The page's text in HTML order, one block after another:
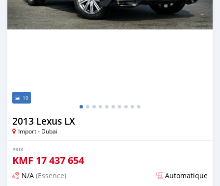
10
2013 Lexus LX
Import - Dubai
PRIX
KMF 17 437 654
N/A (Essence) Automatique